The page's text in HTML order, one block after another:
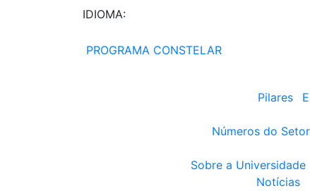
IDIOMA:
PROGRAMA CONSTELAR
Pilares
Números do Setor
Sobre a Universidade
Notícias